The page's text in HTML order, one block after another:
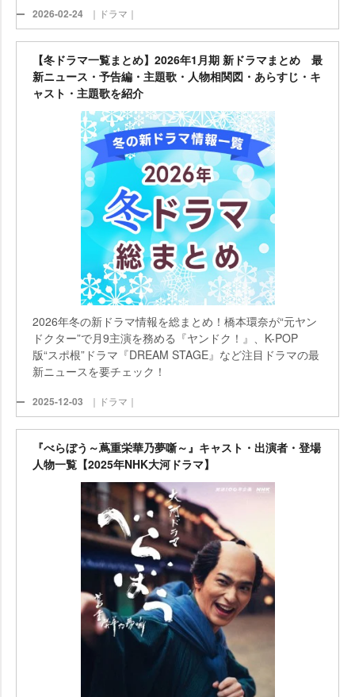
2026-02-24 ｜ドラマ｜
【冬ドラマ一覧まとめ】2026年1月期 新ドラマまとめ 最
新ニュース・予告編・主題歌・人物相関図・あらすじ・キ
ャスト・主題歌を紹介
2026年冬の新ドラマ情報を総まとめ！橋本環奈が“元ヤン
ドクター”で月9主演を務める『ヤンドク！』、K-POP
版“スポ根”ドラマ『DREAM STAGE』など注目ドラマの最
新ニュースを要チェック！
2025-12-03 ｜ドラマ｜
『べらぼう～蔦重栄華乃夢噺～』キャスト・出演者・登場
人物一覧【2025年NHK大河ドラマ】